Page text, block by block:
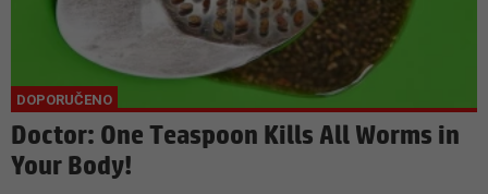
Doctor: One Teaspoon Kills All Worms in
Your Body!